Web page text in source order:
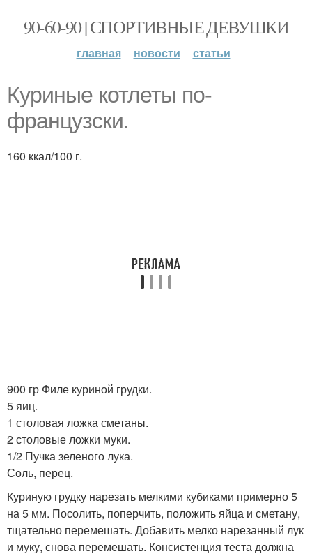
90-60-90 | СПОРТИВНЫЕ ДЕВУШКИ
главная новости статьи
Куриные котлеты по-
французски.
160 ккал/100 г.
900 гр Филе куриной грудки.
5 яиц.
1 столовая ложка сметаны.
2 столовые ложки муки.
1/2 Пучка зеленого лука.
Соль, перец.
Куриную грудку нарезать мелкими кубиками примерно 5
на 5 мм. Посолить, поперчить, положить яйца и сметану,
тщательно перемешать. Добавить мелко нарезанный лук
и муку, снова перемешать. Консистенция теста должна